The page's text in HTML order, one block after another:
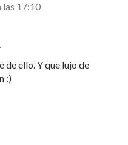
las 17:10
de ello. Y que lujo de
:)